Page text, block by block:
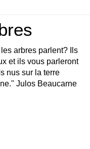
arbres parlent? Ils
et ils vous parleront
nus sur la terre
Julos Beaucarne